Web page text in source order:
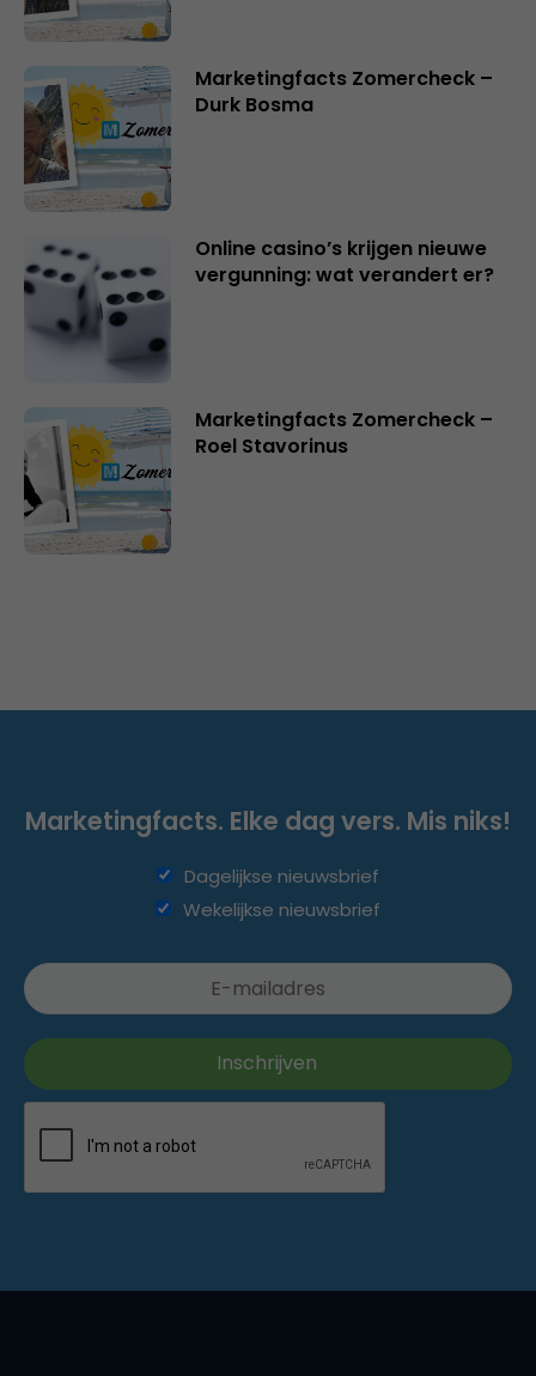
Marketingfacts Zomercheck –
Durk Bosma
Online casino’s krijgen nieuwe
vergunning: wat verandert er?
Marketingfacts Zomercheck –
Roel Stavorinus
Marketingfacts. Elke dag vers. Mis niks!
Dagelijkse nieuwsbrief
Wekelijkse nieuwsbrief